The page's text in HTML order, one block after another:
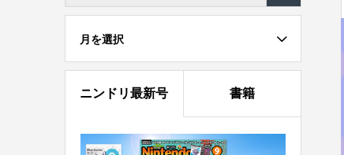
月を選択
ニンドリ最新号 書籍